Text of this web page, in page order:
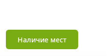
Наличие мест